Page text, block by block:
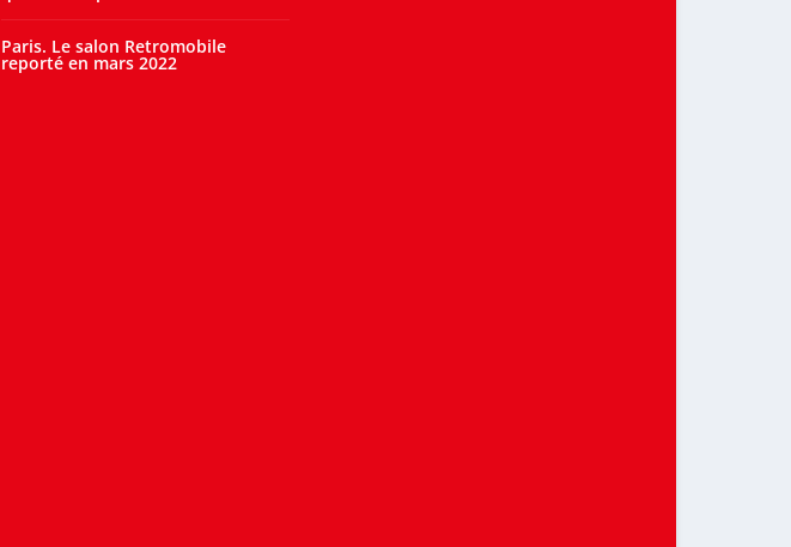
Paris. Le salon Retromobile
reporté en mars 2022